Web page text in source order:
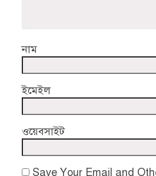
নাম
ইমেইল
ওয়েবসাইট
Save Your Email and